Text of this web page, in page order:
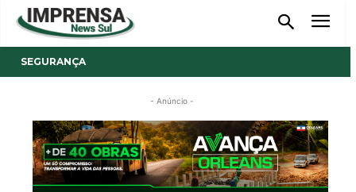
SEGURANÇA
- Anúncio -